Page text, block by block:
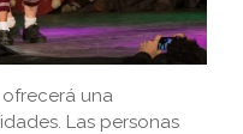
una
Las personas